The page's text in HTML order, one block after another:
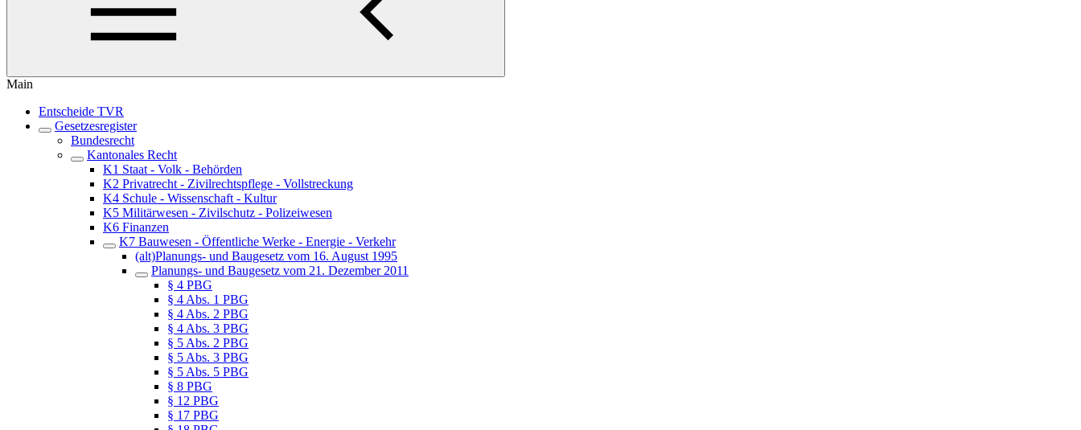
Main
Entscheide TVR
Gesetzesregister
Bundesrecht
Kantonales Recht
K1 Staat - Volk - Behörden
K2 Privatrecht - Zivilrechtspflege - Vollstreckung
K4 Schule - Wissenschaft - Kultur
K5 Militärwesen - Zivilschutz - Polizeiwesen
K6 Finanzen
K7 Bauwesen - Öffentliche Werke - Energie - Verkehr
(alt)Planungs- und Baugesetz vom 16. August 1995
Planungs- und Baugesetz vom 21. Dezember 2011
§ 4 PBG
§ 4 Abs. 1 PBG
§ 4 Abs. 2 PBG
§ 4 Abs. 3 PBG
§ 5 Abs. 2 PBG
§ 5 Abs. 3 PBG
§ 5 Abs. 5 PBG
§ 8 PBG
§ 12 PBG
§ 17 PBG